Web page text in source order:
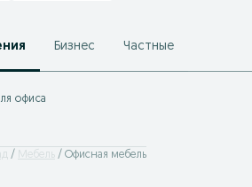
Бизнес Частные
офиса
Мебель Офисная мебель